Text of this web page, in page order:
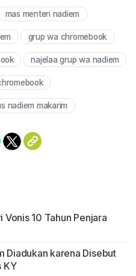
mas menteri nadiem
grup wa chromebook
najelaa grup wa nadiem
nadiem makarim
10 Tahun Penjara
Diadukan karena Disebut
KY